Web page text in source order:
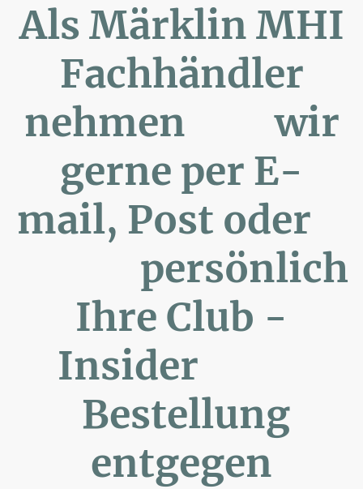
Als Märklin MHI
Fachhändler
nehmen wir
gerne per E-
mail, Post oder
persönlich
Ihre Club -
Insider
Bestellung
entgegen